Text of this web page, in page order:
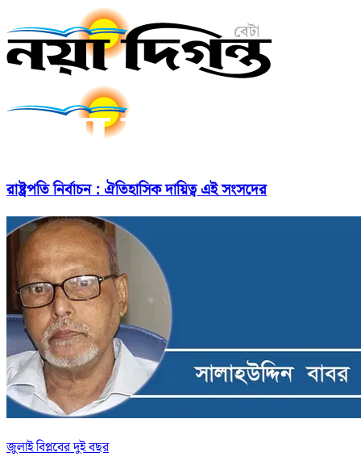
রাষ্ট্রপতি নির্বাচন : ঐতিহাসিক দায়িত্ব এই সংসদের
জুলাই বিপ্লবের দুই বছর